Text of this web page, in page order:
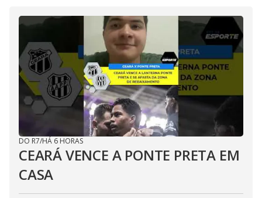
DO R7/HÁ 6 HORAS
CEARÁ VENCE A PONTE PRETA EM
CASA